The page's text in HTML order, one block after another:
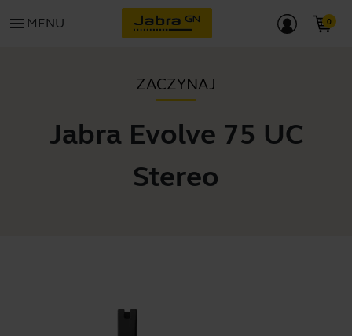
menu MENU
ZACZYNAJ
Jabra Evolve 75 UC
Stereo